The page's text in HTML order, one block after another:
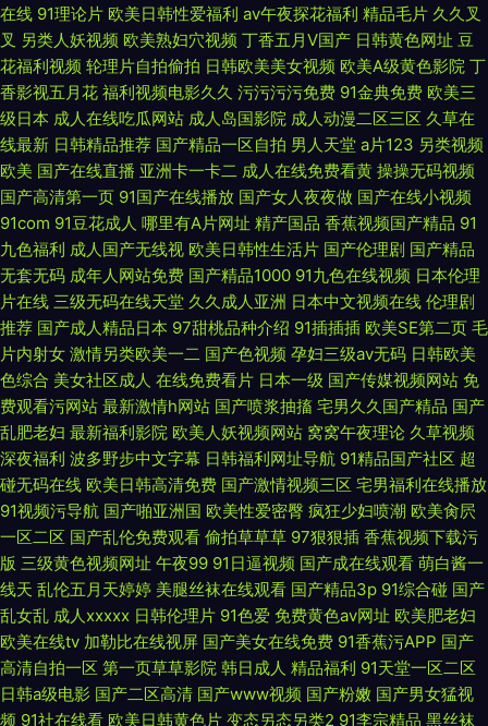
在线 91理论片 欧美日韩性爱福利 av午夜探花福利 精品毛片 久久叉
叉 另类人妖视频 欧美熟妇穴视频 丁香五月V国产 日韩黄色网址 豆
花福利视频 轮理片自拍偷拍 日韩欧美美女视频 欧美A级黄色影院 丁
香影视五月花 福利视频电影久久 污污污污免费 91金典免费 欧美三
级日本 成人在线吃瓜网站 成人岛国影院 成人动漫二区三区 久草在
线最新 日韩精品推荐 国产精品一区自拍 男人天堂 a片123 另类视频
欧美 国产在线直播 亚洲卡一卡二 成人在线免费看黄 操操无码视频
国产高清第一页 91国产在线播放 国产女人夜夜做 国产在线小视频
91com 91豆花成人 哪里有A片网址 精产国品 香蕉视频国产精品 91
九色福利 成人国产无线视 欧美日韩性生活片 国产伦理剧 国产精品
无套无码 成年人网站免费 国产精品1000 91九色在线视频 日本伦理
片在线 三级无码在线天堂 久久成人亚洲 日本中文视频在线 伦理剧
推荐 国产成人精品日本 97甜桃品种介绍 91插插插 欧美SE第二页 毛
片内射女 激情另类欧美一二 国产色视频 孕妇三级av无码 日韩欧美
色综合 美女社区成人 在线免费看片 日本一级 国产传媒视频网站 免
费观看污网站 最新激情h网站 国产喷浆抽搐 宅男久久国产精品 国产
乱肥老妇 最新福利影院 欧美人妖视频网站 窝窝午夜理论 久草视频
深夜福利 波多野步中文字幕 日韩福利网址导航 91精品国产社区 超
碰无码在线 欧美日韩高清免费 国产激情视频三区 宅男福利在线播放
91视频污导航 国产啪亚洲国 欧美性爱密臀 疯狂少妇喷潮 欧美肏屄
一区二区 国产乱伦免费观看 偷拍草草草 97狠狠插 香蕉视频下载污
版 三级黄色视频网址 午夜99 91日逼视频 国产成在线观看 萌白酱一
线天 乱伦五月天婷婷 美腿丝袜在线观看 国产精品3p 91综合碰 国产
乱女乱 成人xxxxx 日韩伦理片 91色爱 免费黄色av网址 欧美肥老妇
欧美在线tv 加勒比在线视屏 国产美女在线免费 91香蕉污APP 国产
高清自拍一区 第一页草草影院 韩日成人 精品福利 91天堂一区二区
日韩a级电影 国产二区高清 国产www视频 国产粉嫩 国产男女猛视
频 91社在线看 欧美日韩黄色片 变态另态另类2 91李宗精品 黑丝袜